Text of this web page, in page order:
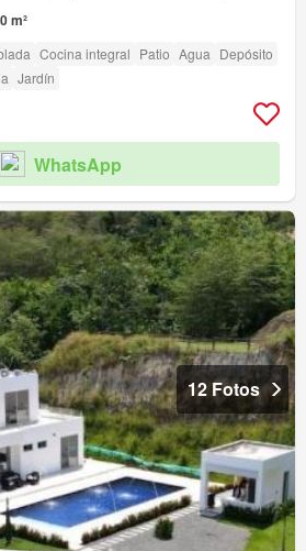
m²
Cocina integral Patio Agua Depósito
Jardín
WhatsApp
12 Fotos